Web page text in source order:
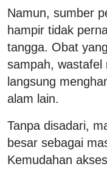
Namun, sumber
hampir tidak
tangga. Obat
sampah, wastafel
langsung
alam lain.
Tanpa disadari,
besar sebagai
Kemudahan